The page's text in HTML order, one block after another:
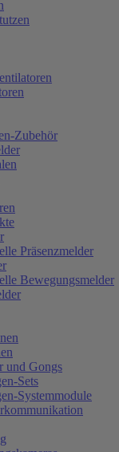
Zubehör
Präsenzmelder
Bewegungsmelder
und Gongs
Sets
Systemmodule